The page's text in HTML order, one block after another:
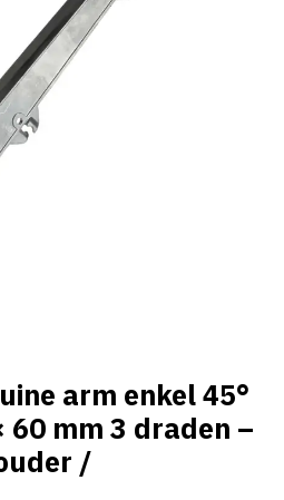
arm enkel 45°
60 mm 3 draden –
/